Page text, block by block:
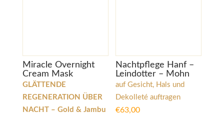
Miracle Overnight
Cream Mask
GLÄTTENDE
REGENERATION ÜBER
NACHT – Gold & Jambu
Nachtpflege Hanf –
Leindotter – Mohn
auf Gesicht, Hals und
Dekolleté auftragen
€63,00